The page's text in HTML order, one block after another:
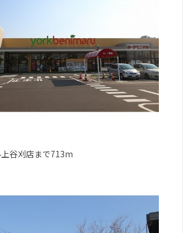
谷刈店まで713m